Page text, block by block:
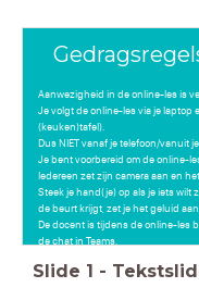
Aanwezigheid in de online-les is
Je volgt de online-les via je laptop
(keuken)tafel).
Dus NIET vanaf je telefoon/vanuit
Je bent voorbereid om de online-
Iedereen zet zijn camera aan en
Steek je hand(je) op als je iets wilt
de beurt krijgt, zet je het geluid
De docent is tijdens de online-les
de chat in Teams.
toestemming van de docent
Slide 1 -